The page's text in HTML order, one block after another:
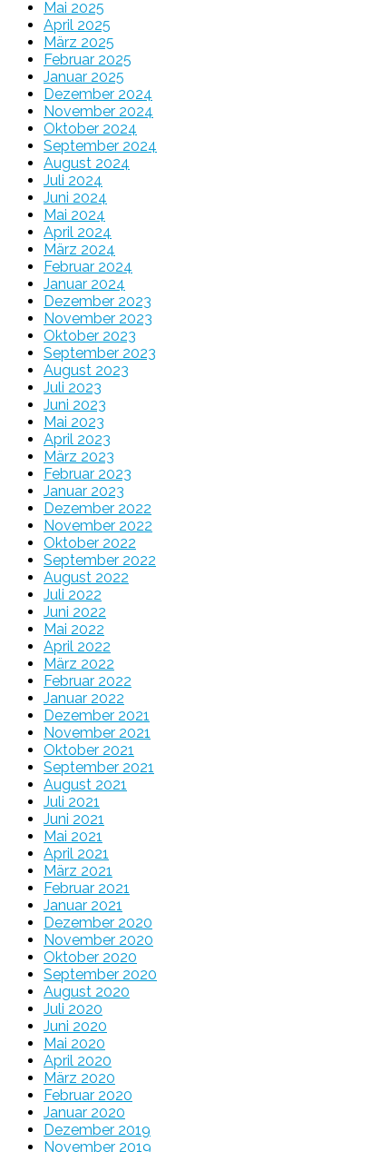
Mai 2025
April 2025
März 2025
Februar 2025
Januar 2025
Dezember 2024
November 2024
Oktober 2024
September 2024
August 2024
Juli 2024
Juni 2024
Mai 2024
April 2024
März 2024
Februar 2024
Januar 2024
Dezember 2023
November 2023
Oktober 2023
September 2023
August 2023
Juli 2023
Juni 2023
Mai 2023
April 2023
März 2023
Februar 2023
Januar 2023
Dezember 2022
November 2022
Oktober 2022
September 2022
August 2022
Juli 2022
Juni 2022
Mai 2022
April 2022
März 2022
Februar 2022
Januar 2022
Dezember 2021
November 2021
Oktober 2021
September 2021
August 2021
Juli 2021
Juni 2021
Mai 2021
April 2021
März 2021
Februar 2021
Januar 2021
Dezember 2020
November 2020
Oktober 2020
September 2020
August 2020
Juli 2020
Juni 2020
Mai 2020
April 2020
März 2020
Februar 2020
Januar 2020
Dezember 2019
November 2019